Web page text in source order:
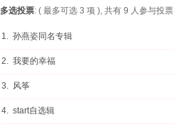
多选投票: ( 最多可选 3 项 ), 共有 9 人参与投票
1. 孙燕姿同名专辑
2. 我要的幸福
3. 风筝
4. start自选辑